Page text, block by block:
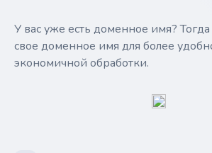
У вас уже есть доменное имя?
свое доменное имя для более
экономичной обработки.